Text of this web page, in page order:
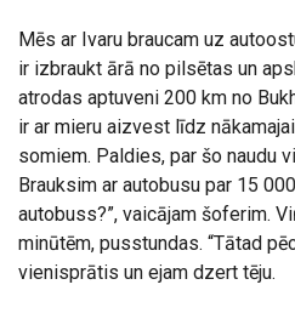
Mēs ar Ivaru braucam uz
ir izbraukt ārā no pilsētas un
atrodas aptuveni 200 km no
ir ar mieru aizvest līdz
somiem. Paldies, par šo naudu
Brauksim ar autobusu par 15
autobuss?”, vaicājam šoferim.
minūtēm, pusstundas. “Tātad
vienisprātis un ejam dzert tēju.